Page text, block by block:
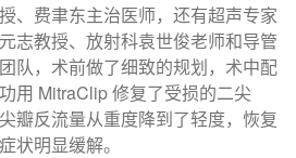
、费聿东主治医师，还有超声专家
志教授、放射科袁世俊老师和导管
队，术前做了细致的规划，术中配
用 MitraClip 修复了受损的二尖
瓣反流量从重度降到了轻度，恢复
状明显缓解。